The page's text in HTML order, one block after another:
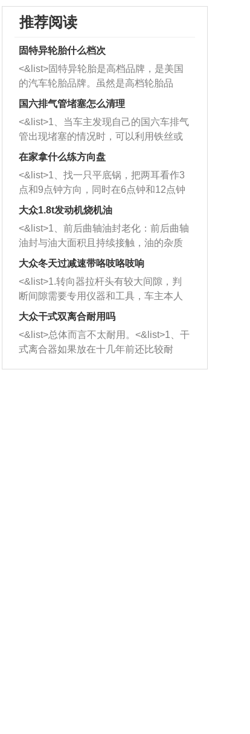
推荐阅读
固特异轮胎什么档次
<&list>固特异轮胎是高档品牌，是美国
的汽车轮胎品牌。虽然是高档轮胎品
牌，但是中高低端的轮胎都有生产，这
也是为了更好的开拓市场。
国六排气管堵塞怎么清理
<&list>1、当车主发现自己的国六车排气
管出现堵塞的情况时，可以利用铁丝或
者是细棍，直接将杂物给取出来，如果
堵塞情况比较严重，也可以采取应急措
施。 <&list>2、直接利用木棍将所有的
杂物推到排气管里面的位置处，然后将
三元催化器拆解开，就可以将堵塞的东
西取出来。但如果是因为积碳过多引起
的堵塞，就需要将三元催化器泡在草酸
洗剂对堵塞的情况得到解决，将清洗剂
放在燃油箱中，与燃油混合后，车辆启
动时，就可以和汽油一起进入到燃烧
室，最后形成废气排出，就可以让三元
催化器得到清洗，排气管堵塞的情况就
能够得到解决。
在家拿什么练方向盘
<&list>1、找一只平底锅，把两耳看作3
点和9点钟方向，同时在6点钟和12点钟
方向做一个标记。 <&list>2、双手握住
一圈半的练习，往右同样也要打相同的
圈数。 <&list>3、最后强调要反复练
习，这样就可以形成肌肉记忆，在真实
驾驶车辆时，不需要记忆也能打好方
向。
大众1.8t发动机烧机油
<&list>1、前后曲轴油封老化：前后曲轴
油封与油大面积且持续接触，油的杂质
和发动机内持续温度变化使其密封效果
逐渐减弱，导致渗油或漏油。<&list>2、
活塞间隙过大：积碳会使活塞环与缸体
的间隙扩大，导致机油流入燃烧室中，
造成烧机油。<&list>3、机油粘度。使用
机油粘度过小的话，同样会有烧机油现
象，机油粘度过小具有很好的流动性，
大众冬天过减速带咯吱咯吱响
<&list>1.转向器拉杆头有较大间隙，判
断间隙需要专用仪器和工具，车主本人
无法制作，需要将车辆送到修理厂或4s
店；<&list>2.车辆半轴套管防尘罩破
裂，破裂后会出现漏油现象，使半轴磨
损严重，磨损的半轴容易损坏，产生异
响；<&list>3.稳定器的转向胶套和球头
大众干式双离合耐用吗
<&list>总体而言不太耐用。<&list>1、干
式离合器如果放在十几年前还比较耐